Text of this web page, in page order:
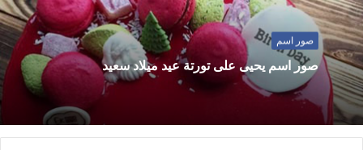
صور اسم
صور اسم يحيى على تورتة عيد ميلاد سعيد